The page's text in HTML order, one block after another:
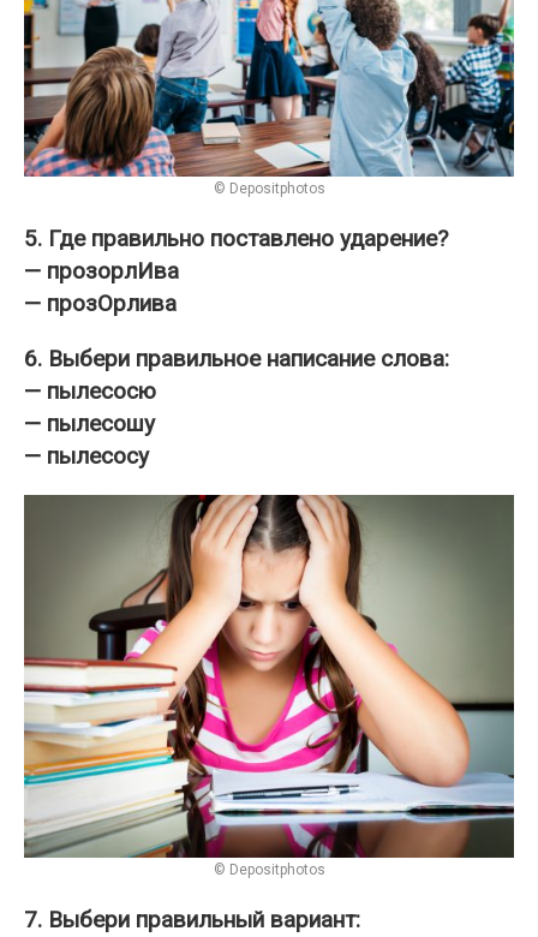
© Depositphotos
5. Где правильно поставлено ударение?
— прозорлИва
— прозОрлива
6. Выбери правильное написание слова:
— пылесосю
— пылесошу
— пылесосу
© Depositphotos
7. Выбери правильный вариант: